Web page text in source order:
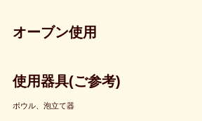
オーブン使用
使用器具(ご参考)
ボウル、泡立て器